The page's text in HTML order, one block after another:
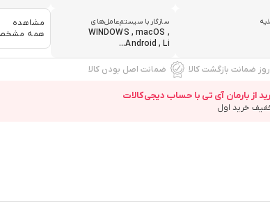
سازگار با سیستم‌عامل‌های
WINDOWS , macOS ,
Android , Li...
مشاهده
همه
ضمانت اصل بودن کالا